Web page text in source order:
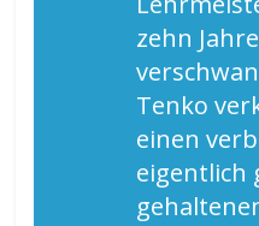
zehn
Tenko
einen
eigentlich